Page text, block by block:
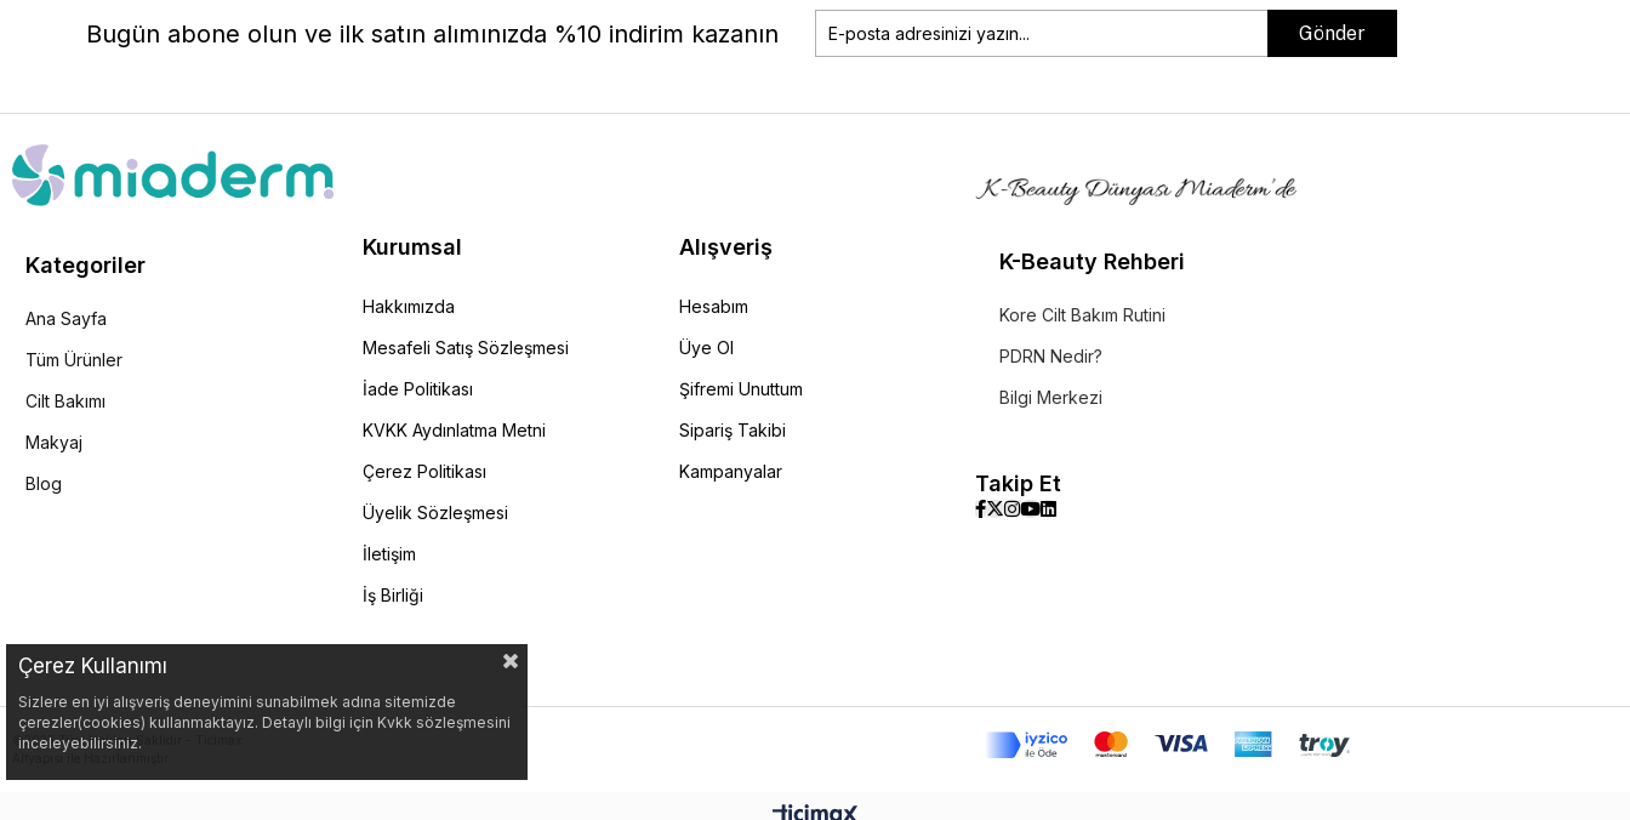
Bugün abone olun ve ilk satın alımınızda %10 indirim kazanın Gönder
Kategoriler
Ana Sayfa
Tüm Ürünler
Cilt Bakımı
Makyaj
Blog
Kurumsal
Hakkımızda
Mesafeli Satış Sözleşmesi
İade Politikası
KVKK Aydınlatma Metni
Çerez Politikası
Üyelik Sözleşmesi
İletişim
İş Birliği
Alışveriş
Hesabım
Üye Ol
Şifremi Unuttum
Sipariş Takibi
Kampanyalar
K-Beauty Rehberi
Kore Cilt Bakım Rutini
PDRN Nedir?
Bilgi Merkezi
Takip Et
©2025 Tüm Hakları Saklıdır - Ticimax
Çerez Kullanımı
Sizlere en iyi alışveriş deneyimini sunabilmek adına sitemizde
çerezler(cookies) kullanmaktayız. Detaylı bilgi için Kvkk sözleşmesini
inceleyebilirsiniz.